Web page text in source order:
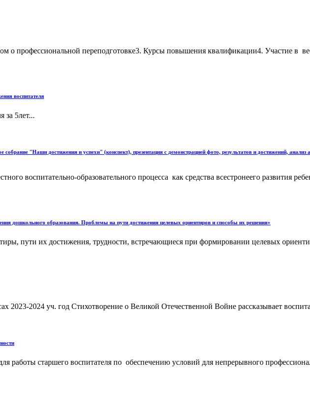
о профессиональной переподготовке3. Курсы повышения квалификации4. Участие в
воспитателя
за 5лет...
собрание "Наши достижения и успехи" (конспект), презентация с демонстрацией фото, результатов и достижений,
воспитательно-образовательного процесса как средства всестронеего развития
дошкольного образования. Проблемы на пути достижения целевых ориентиров и способы их решения»
пути их достижения, трудности, встречающиеся при формировании целевых
2023-2024 уч. год Стихотворение о Великой Отечественной Войне рассказывает
работы старшего воспитателя по обеспечению условий для непрерывного